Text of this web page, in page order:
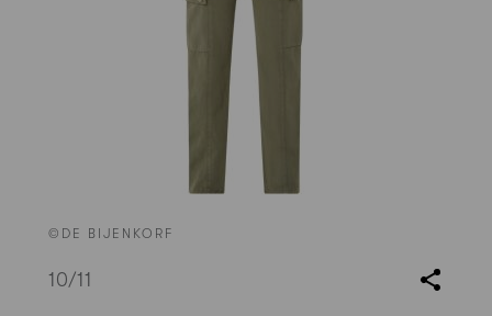
©DE BIJENKORF
10/11